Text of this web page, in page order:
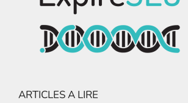
ARTICLES A LIRE